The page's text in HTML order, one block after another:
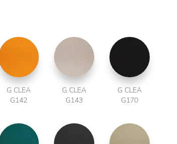
G CLEA
G142
G CLEA
G143
G CLEA
G170